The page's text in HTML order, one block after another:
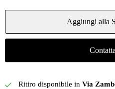
Aggiungi alla
Ritiro disponibile in Via